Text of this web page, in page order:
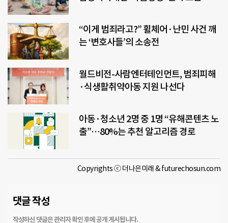
“이게 범죄라고?” 휠체어·난민 사건 깨
는 ‘변호사들’의 소송전
월드비전-사람엔터테인먼트, 범죄피해
·식생활취약아동 지원 나선다
아동·청소년 2명 중 1명 “유해콘텐츠 노
출”…80%는 추천 알고리즘 경로
Copyrights ⓒ 더나은미래 & futurechosun.com
댓글 작성